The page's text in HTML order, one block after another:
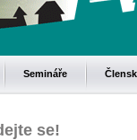
Semináře
se!